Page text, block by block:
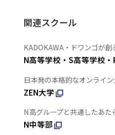
関連スクール
KADOKAWA・ドワンゴが創
N高等学校・S高等学校
日本発の本格的なオンライ
ZEN大学
N高グループと共通したあた
N中等部